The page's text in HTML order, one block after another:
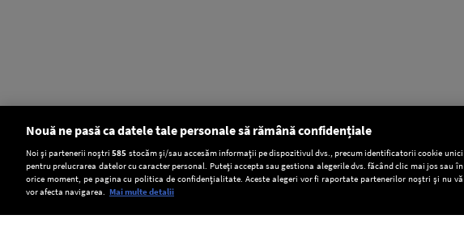
Setări:
Dark Mode
Nouă ne pasă ca datele tale personale să rămână confidențiale
Noi și partenerii noștri585 stocăm și/sau accesăm informații pe dispozitivul dvs., precum identificatorii cookie unici
pentru prelucrarea datelor cu caracter personal. Puteți accepta sau gestiona alegerile dvs. făcând clic mai jos sau în
orice moment, pe pagina cu politica de confidențialitate. Aceste alegeri vor fi raportate partenerilor noștri și nu vă
vor afecta navigarea. Mai multe detalii